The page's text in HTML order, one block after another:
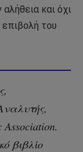
και όχι
επιβολή του
βιβλίο